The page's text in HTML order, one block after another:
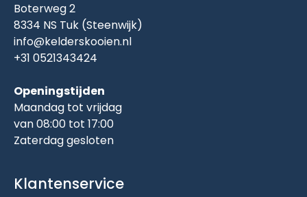
Boterweg 2
8334 NS Tuk (Steenwijk)
info@kelderskooien.nl
+31 0521343424
Openingstijden
Maandag tot vrijdag
van 08:00 tot 17:00
Zaterdag gesloten
Klantenservice